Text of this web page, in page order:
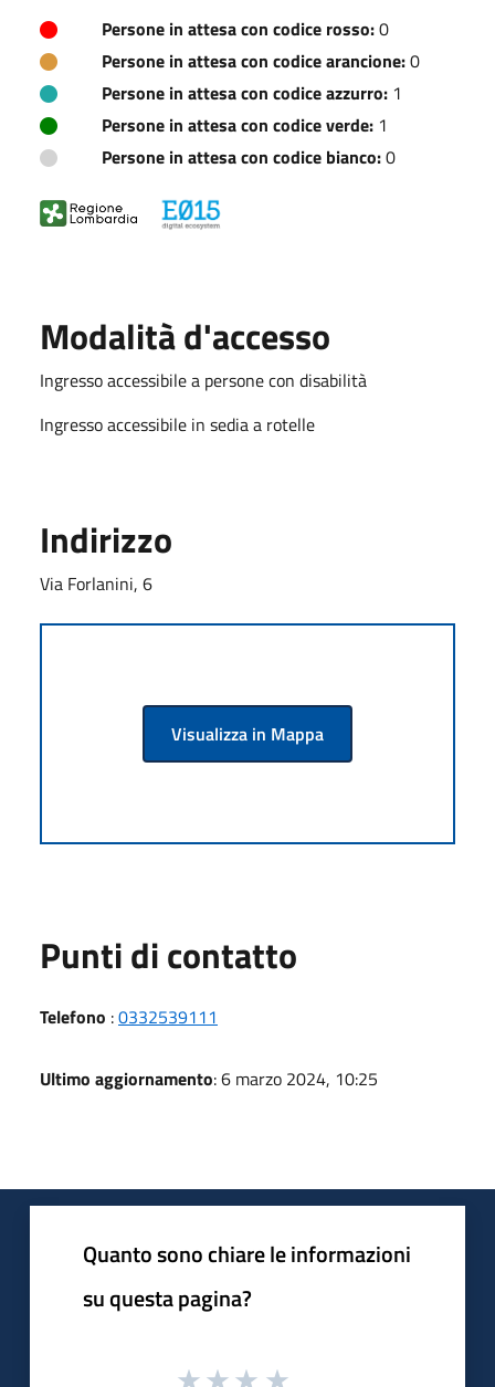
Persone in attesa con codice rosso:0
Persone in attesa con codice arancione:0
Persone in attesa con codice azzurro: 1
Persone in attesa con codice verde: 1
Persone in attesa con codice bianco:0
Modalità d'accesso
Ingresso accessibile a persone con disabilità
Ingresso accessibile in sedia a rotelle
Indirizzo
Via Forlanini, 6
Visualizza in Mappa
Punti di contatto
Telefono :0332539111
Ultimo aggiornamento: 6 marzo 2024, 10:25
Quanto sono chiare le informazioni
su questa pagina?